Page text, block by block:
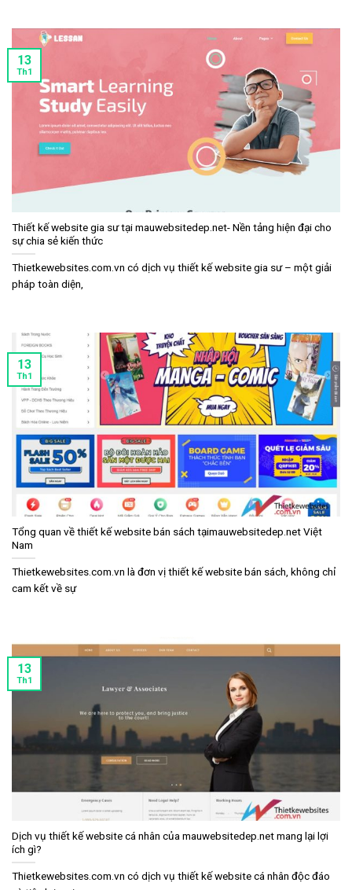
Thiết kế website gia sư tại mauwebsitedep.net- Nền tảng hiện đại cho
sự chia sẻ kiến thức
Thietkewebsites.com.vn có dịch vụ thiết kế website gia sư – một giải
pháp toàn diện,
13
Th1
Tổng quan về thiết kế website bán sách tạimauwebsitedep.net Việt
Nam
Thietkewebsites.com.vn là đơn vị thiết kế website bán sách, không chỉ
cam kết về sự
13
Th1
Dịch vụ thiết kế website cá nhân của mauwebsitedep.net mang lại lợi
ích gì?
Thietkewebsites.com.vn có dịch vụ thiết kế website cá nhân độc đáo
13
Th1